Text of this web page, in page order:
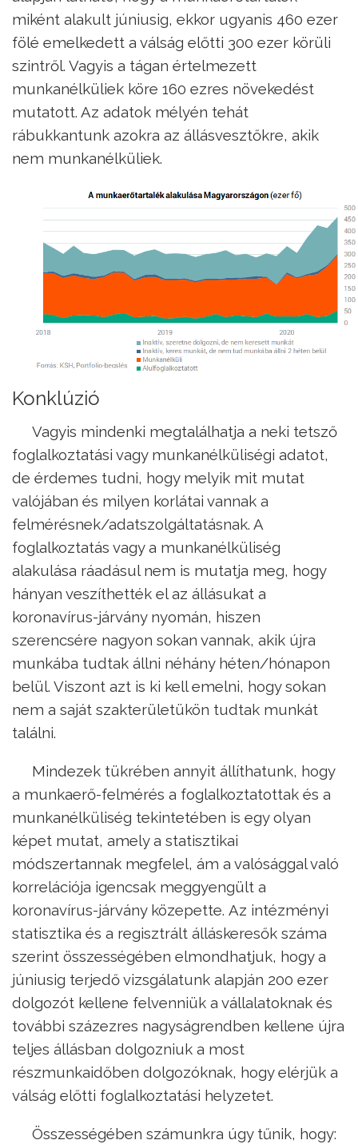
miként alakult júniusig, ekkor ugyanis 460 ezer
fölé emelkedett a válság előtti 300 ezer körüli
szintről. Vagyis a tágan értelmezett
munkanélküliek köre 160 ezres növekedést
mutatott. Az adatok mélyén tehát
rábukkantunk azokra az állásvesztőkre, akik
nem munkanélküliek.
Konklúzió
Vagyis mindenki megtalálhatja a neki tetsző
foglalkoztatási vagy munkanélküliségi adatot,
de érdemes tudni, hogy melyik mit mutat
valójában és milyen korlátai vannak a
felmérésnek/adatszolgáltatásnak. A
foglalkoztatás vagy a munkanélküliség
alakulása ráadásul nem is mutatja meg, hogy
hányan veszíthették el az állásukat a
koronavírus-járvány nyomán, hiszen
szerencsére nagyon sokan vannak, akik újra
munkába tudtak állni néhány héten/hónapon
belül. Viszont azt is ki kell emelni, hogy sokan
nem a saját szakterületükön tudtak munkát
találni.
Mindezek tükrében annyit állíthatunk, hogy
a munkaerő-felmérés a foglalkoztatottak és a
munkanélküliség tekintetében is egy olyan
képet mutat, amely a statisztikai
módszertannak megfelel, ám a valósággal való
korrelációja igencsak meggyengült a
koronavírus-járvány közepette. Az intézményi
statisztika és a regisztrált álláskeresők száma
szerint összességében elmondhatjuk, hogy a
júniusig terjedő vizsgálatunk alapján 200 ezer
dolgozót kellene felvenniük a vállalatoknak és
további százezres nagyságrendben kellene újra
teljes állásban dolgozniuk a most
részmunkaidőben dolgozóknak, hogy elérjük a
válság előtti foglalkoztatási helyzetet.
Összességében számunkra úgy tűnik, hogy: